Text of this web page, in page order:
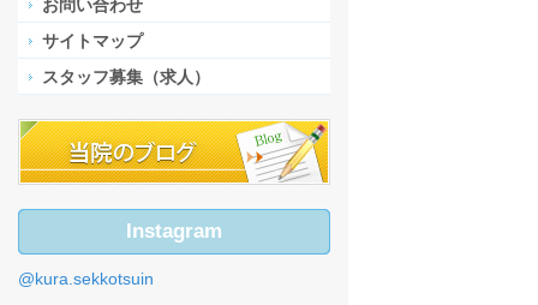
お問い合わせ
サイトマップ
スタッフ募集（求人）
Instagram
@kura.sekkotsuin